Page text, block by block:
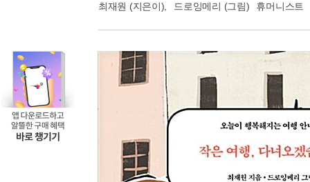
최재원 (지은이), 드로잉메리 (그림) 휴머니스트